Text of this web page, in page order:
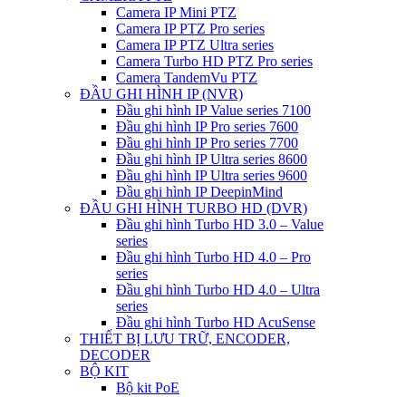
Camera IP Mini PTZ
Camera IP PTZ Pro series
Camera IP PTZ Ultra series
Camera Turbo HD PTZ Pro series
Camera TandemVu PTZ
ĐẦU GHI HÌNH IP (NVR)
Đầu ghi hình IP Value series 7100
Đầu ghi hình IP Pro series 7600
Đầu ghi hình IP Pro series 7700
Đầu ghi hình IP Ultra series 8600
Đầu ghi hình IP Ultra series 9600
Đầu ghi hình IP DeepinMind
ĐẦU GHI HÌNH TURBO HD (DVR)
Đầu ghi hình Turbo HD 3.0 – Value
series
Đầu ghi hình Turbo HD 4.0 – Pro
series
Đầu ghi hình Turbo HD 4.0 – Ultra
series
Đầu ghi hình Turbo HD AcuSense
THIẾT BỊ LƯU TRỮ, ENCODER,
DECODER
BỘ KIT
Bộ kit PoE